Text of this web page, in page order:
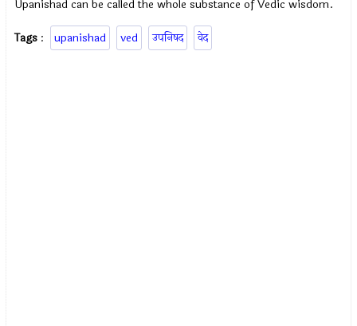
Upanishad can be called the whole substance of Vedic wisdom.
Tags : upanishad ved उपनिषद‌ वेद